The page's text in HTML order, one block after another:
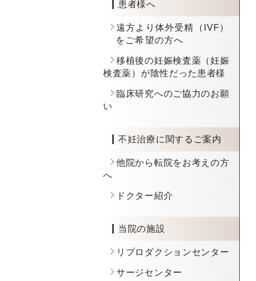
患者様へ
遠方より体外受精（IVF）
をご希望の方へ
移植後の妊娠検査薬（妊娠
検査薬）が陰性だった患者様
臨床研究へのご協力のお願
い
不妊治療に関するご案内
他院から転院をお考えの方
へ
ドクター紹介
当院の施設
リプロダクションセンター
サージセンター